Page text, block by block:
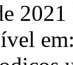
em: